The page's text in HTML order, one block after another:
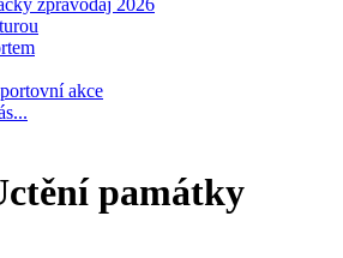
zpravodaj 2026
akce
památky